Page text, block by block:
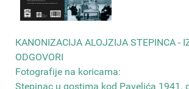
КANONIZACIJA ALOJZIJA STEPINCA -
ODGOVORI
Fotografije na koricama:
Stepinac u gostima kod Pavelića 1941.